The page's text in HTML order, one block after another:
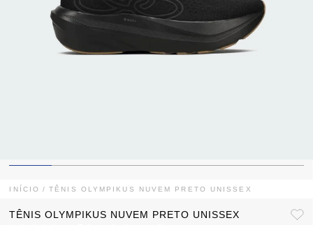
INÍCIO TÊNIS OLYMPIKUS NUVEM PRETO UNISSEX
TÊNIS OLYMPIKUS NUVEM PRETO UNISSEX